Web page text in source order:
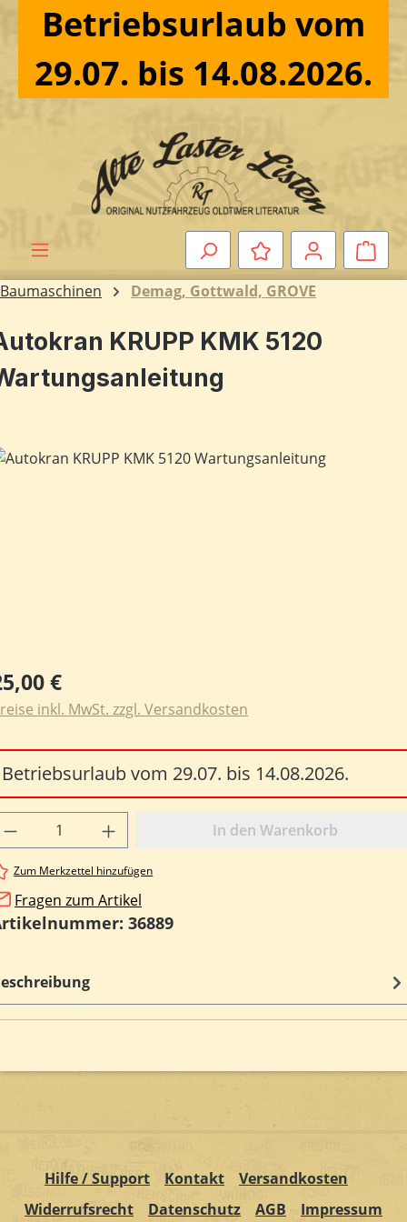
Zum Hauptinhalt springen
Betriebsurlaub vom
29.07. bis 14.08.2026.
Baumaschinen Demag, Gottwald, GROVE
KRUPP KMK 5120
überspringen
Preis:
€
inkl. MwSt. zzgl. Versandkosten
Betriebsurlaub vom 29.07. bis 14.08.2026.
Anzahl: Gib den gewünschten
In den Warenkorb
Zum Merkzettel hinzufügen
Fragen zum Artikel
36889
Hilfe / Support Kontakt
Versandkosten
Widerrufsrecht
Datenschutz AGB Impressum